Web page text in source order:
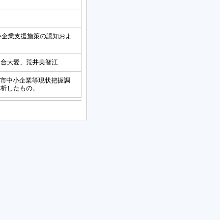
業支援施策の認知およ
大愛、荒井美智江
中小企業等現状把握調
したもの。